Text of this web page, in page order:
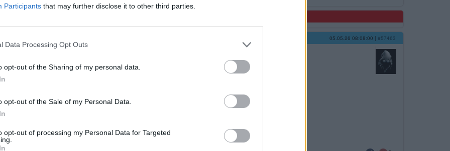
Participants that may further disclose it to other third parties.
Data Processing Opt Outs
opt-out of the Sharing of my personal data.
opt-out of the Sale of my Personal Data.
opt-out of processing my Personal Data for Targeted
05.05.26 08:08:00 | #57463